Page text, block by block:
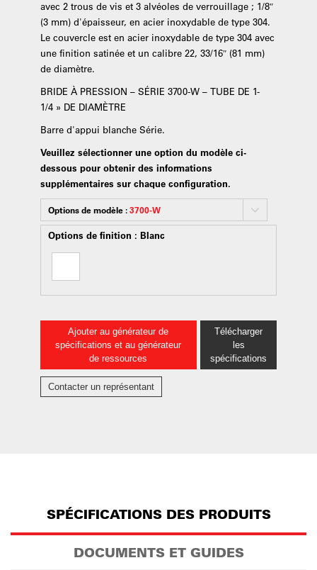
avec 2 trous de vis et 3 alvéoles de verrouillage ; 1/8″
(3 mm) d'épaisseur, en acier inoxydable de type 304.
Le couvercle est en acier inoxydable de type 304 avec
une finition satinée et un calibre 22, 33/16″ (81 mm)
de diamètre.
BRIDE À PRESSION – SÉRIE 3700-W – TUBE DE 1-
1/4 » DE DIAMÈTRE
Barre d'appui blanche Série.
Veuillez sélectionner une option du modèle ci-
dessous pour obtenir des informations
supplémentaires sur chaque configuration.
Options de modèle :3700-W
Options de finition : Blanc
Ajouter au générateur de
spécifications et au générateur
de ressources
Télécharger
les
spécifications
Contacter un représentant
SPÉCIFICATIONS DES PRODUITS
DOCUMENTS ET GUIDES